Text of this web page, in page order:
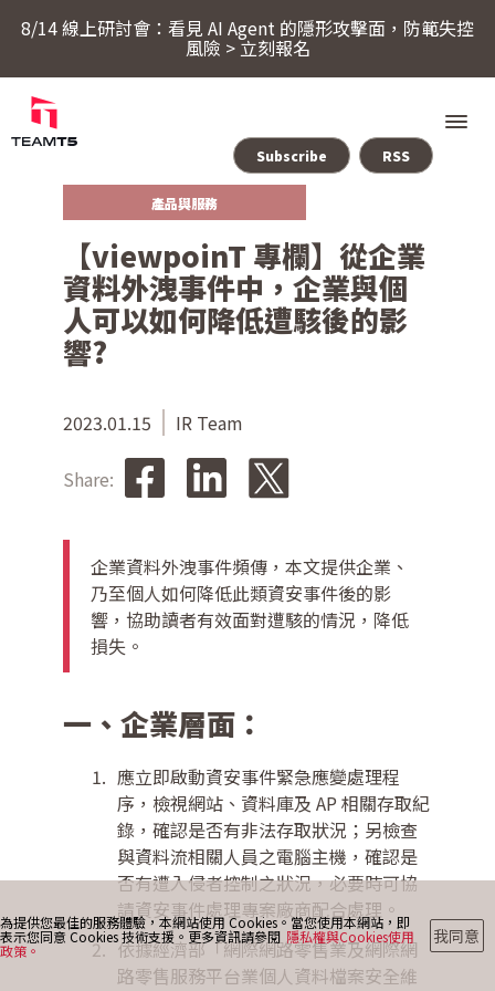
8/14 線上研討會：看見 AI Agent 的隱形攻擊面，防範失控
風險 > 立刻報名
關於 TeamT5
最新消息
產品與服務
Subscribe RSS
【viewpoinT 專欄】從企業
資料外洩事件中，企業與個
人可以如何降低遭駭後的影
響?
2023.01.15 IR Team
Share:
企業資料外洩事件頻傳，本文提供企業、
乃至個人如何降低此類資安事件後的影
響，協助讀者有效面對遭駭的情況，降低
損失。
一、企業層面：
應立即啟動資安事件緊急應變處理程
序，檢視網站、資料庫及 AP 相關存取紀
錄，確認是否有非法存取狀況；另檢查
與資料流相關人員之電腦主機，確認是
否有遭入侵者控制之狀況，必要時可協
請資安事件處理專案廠商配合處理。
依據經濟部「網際網路零售業及網際網
路零售服務平台業個人資料檔案安全維
為提供您最佳的服務體驗，本網站使用 Cookies。當您使用本網站，即
表示您同意 Cookies 技術支援。更多資訊請參閱 隱私權與Cookies使用
政策。
我同意